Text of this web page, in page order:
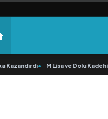
• M Lisa ve Dolu Kadehi